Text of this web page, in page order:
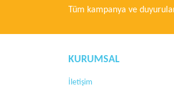
Bu ürüne benzer farklı
Tüm kampanya ve
KURUMSAL
İletişim